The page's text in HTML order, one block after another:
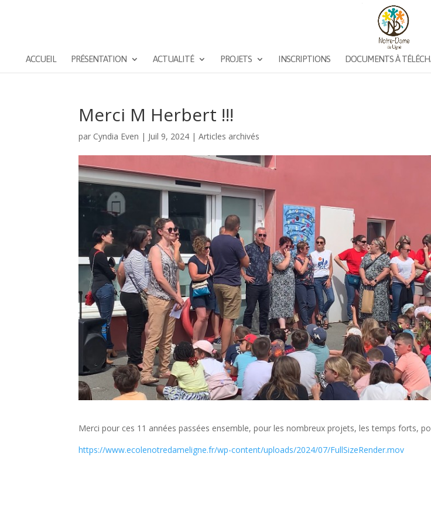
ACCUEIL PRÉSENTATION ACTUALITÉ PROJETS INSCRIPTIONS DOCUMENTS À
Merci M Herbert !!!
par Cyndia Even | Juil 9, 2024 |Articles archivés
Merci pour ces 11 années passées ensemble, pour les nombreux projets, les temps forts,
https://www.ecolenotredameligne.fr/wp-content/uploads/2024/07/FullSizeRender.mov